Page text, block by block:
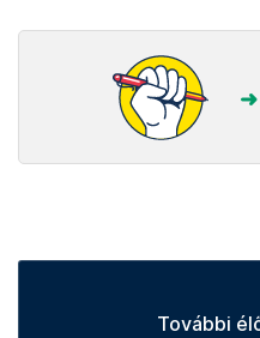
További